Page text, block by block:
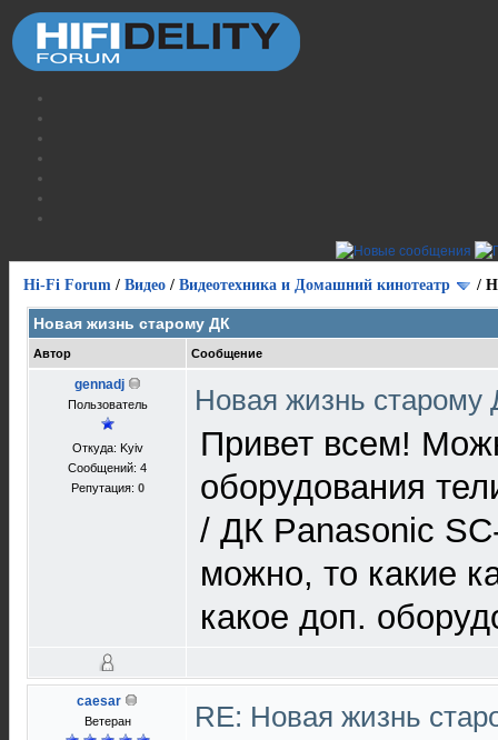
Hi-Fi Forum / Видео / Видеотехника и Домашний кинотеатр /
Новая жизнь старому ДК
Автор Сообщение
gennadj
Пользователь
Откуда: Kyiv
Сообщений: 4
Репутация: 0
Новая жизнь
Привет всем!
оборудования
/ ДК Panasonic
можно, то какие
какое доп.
caesar
Ветеран RE: Новая жизнь